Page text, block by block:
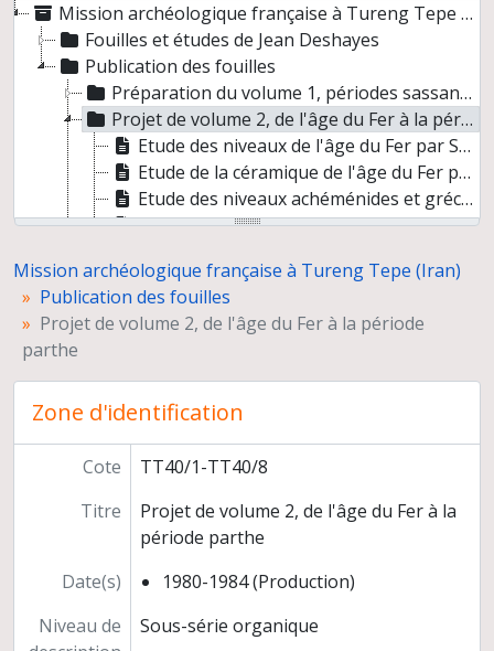
Mission archéologique française à Tureng Tepe (Iran)
Fouilles et études de Jean Deshayes
Publication des fouilles
Préparation du volume 1, périodes sassanides et islamiques
Projet de volume 2, de l'âge du Fer à la période parthe
Etude des niveaux de l'âge du Fer par Serge Cleuziou
Etude de la céramique de l'âge du Fer par Serge Cleuziou
Etude des niveaux achéménides et gréco-parthes par Roland Besenval et Serge Cleuziou
Etude de la céramique achéménide et gréco-parthe par Roland Besenval
Projet de volume 3, des origines à l'âge du Bronze
Préparation de l'article "Quelques caractéristiques techniques de la céramique parthe à Tureng Tépé (Iran)"
Travaux du groupe de travail pour les publications des fouilles
Mission archéologique française à Tureng Tepe (Iran)
Publication des fouilles
Projet de volume 2, de l'âge du Fer à la période
parthe
Zone d'identification
Cote
TT40/1-TT40/8
Titre
Projet de volume 2, de l'âge du Fer à la
période parthe
Date(s)
1980-1984 (Production)
Niveau de
Sous-série organique